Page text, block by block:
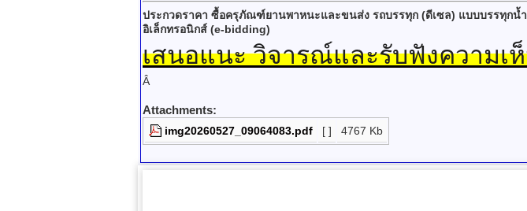
ประกวดราคา ซื้อครุภัณฑ์ยานพาหนะและขนส่ง รถบรรทุก (ดีเซล) แบบบรรทุก
อิเล็กทรอนิกส์ (e-bidding)
เสนอแนะ วิจารณ์และรับฟังความเ
Â
Attachments:
img20260527_09064083.pdf [ ] 4767 Kb